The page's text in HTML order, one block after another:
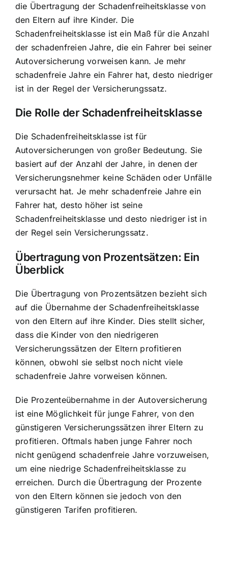
die Übertragung der Schadenfreiheitsklasse von
den Eltern auf ihre Kinder. Die
Schadenfreiheitsklasse ist ein Maß für die Anzahl
der schadenfreien Jahre, die ein Fahrer bei seiner
Autoversicherung vorweisen kann. Je mehr
schadenfreie Jahre ein Fahrer hat, desto niedriger
ist in der Regel der Versicherungssatz.
Die Rolle der Schadenfreiheitsklasse
Die Schadenfreiheitsklasse ist für
Autoversicherungen von großer Bedeutung. Sie
basiert auf der Anzahl der Jahre, in denen der
Versicherungsnehmer keine Schäden oder Unfälle
verursacht hat. Je mehr schadenfreie Jahre ein
Fahrer hat, desto höher ist seine
Schadenfreiheitsklasse und desto niedriger ist in
der Regel sein Versicherungssatz.
Übertragung von Prozentsätzen: Ein
Überblick
Die Übertragung von Prozentsätzen bezieht sich
auf die Übernahme der Schadenfreiheitsklasse
von den Eltern auf ihre Kinder. Dies stellt sicher,
dass die Kinder von den niedrigeren
Versicherungssätzen der Eltern profitieren
können, obwohl sie selbst noch nicht viele
schadenfreie Jahre vorweisen können.
Die Prozenteübernahme in der Autoversicherung
ist eine Möglichkeit für junge Fahrer, von den
günstigeren Versicherungssätzen ihrer Eltern zu
profitieren. Oftmals haben junge Fahrer noch
nicht genügend schadenfreie Jahre vorzuweisen,
um eine niedrige Schadenfreiheitsklasse zu
erreichen. Durch die Übertragung der Prozente
von den Eltern können sie jedoch von den
günstigeren Tarifen profitieren.